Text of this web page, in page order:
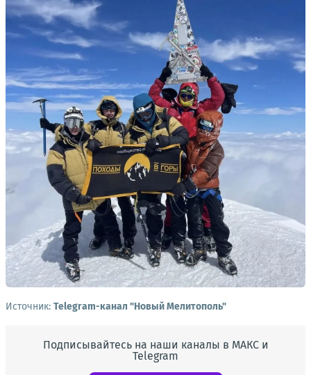
Источник: Telegram-канал "Новый Мелитополь"
Подписывайтесь на наши каналы в МАКС и
Telegram